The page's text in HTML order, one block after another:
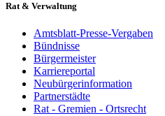
Rat & Verwaltung
Amtsblatt-Presse-Vergaben
Bündnisse
Bürgermeister
Karriereportal
Neubürgerinformation
Partnerstädte
Rat - Gremien - Ortsrecht